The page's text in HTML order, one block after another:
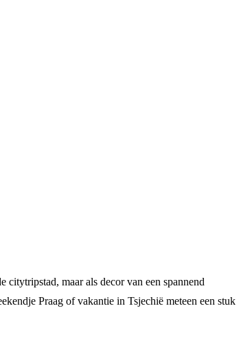
citytripstad, maar als decor van een spannend
Praag of vakantie in Tsjechië meteen een stuk